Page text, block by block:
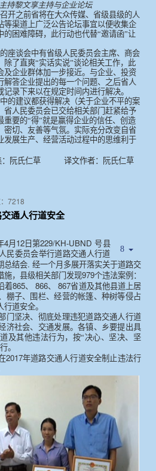
持黎文享主持与企业论坛
开之前省将在大众传媒、省级县级的人
等渠道上广泛公告论坛事宜以便收集企
困难障碍，此行动也代替“邀请函”让
座谈会中有省级人民委员会主席、商会
除了直爽“实话实说”谈论相关工作，此
及企业群体加一步接近。与企业、投资
解答企业提出的每一个问题、之后省人
录下来以在规定时间内进行解决。
的建议都获得解决（关于企业不平的案
省人民委员会已交给相关部门赶紧给予
重要的“得”就是赢得企业的信任、创造
密切、友善等气氛。实际充分改变自省
发展生产、经营活动过程中的思维利于
：阮氏仁草
译文作者：阮氏仁草
7218
通人行道安全
4月 12 日第229/KH-UBND号县
民委员会举行道路交通人行道
总结会. 经一个月多展开落实关于道路交
施，县级相关部门发现979个违法案例：
着865、 866、 867省道及其他县道上居
棚子、围栏、经营的帐篷、种树等侵占
道安全。
门坚决、彻底处理违犯道路交通人行道
济社会、交通发展。各镇、乡要提出具
及其他违法行为，按“决心、坚决、坚
。
2017年道路交通人行道安全制止违法行